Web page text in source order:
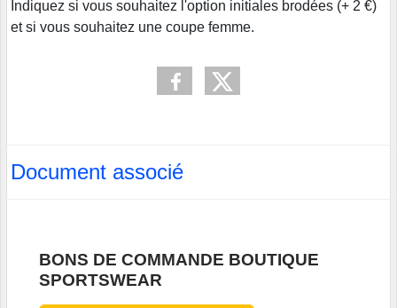
Indiquez si vous souhaitez l'option initiales brodées (+ 2 €)
et si vous souhaitez une coupe femme.
Document associé
BONS DE COMMANDE BOUTIQUE
SPORTSWEAR